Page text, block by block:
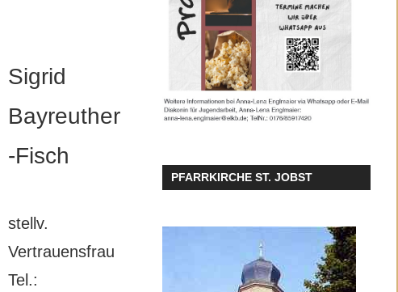
Sigrid
Bayreuther
-Fisch
stellv.
Vertrauensfrau
Tel.:
PFARRKIRCHE ST. JOBST